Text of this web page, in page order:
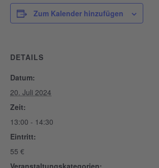
Zum Kalender hinzufügen
DETAILS
Datum:
20. Juli 2024
Zeit:
13:00 - 14:30
Eintritt:
55 €
Veranstaltungskategorien: